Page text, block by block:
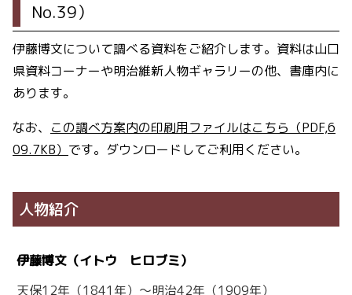
No.39）
伊藤博文について調べる資料をご紹介します。資料は山口
県資料コーナーや明治維新人物ギャラリーの他、書庫内に
あります。
なお、 この調べ方案内の印刷用ファイルはこちら（PDF,6
09.7KB） です。ダウンロードしてご利用ください。
人物紹介
伊藤博文（イトウ ヒロブミ）
天保12年（1841年）～明治42年（1909年）